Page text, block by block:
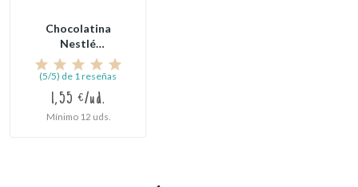
Chocolatina
Nestlé
Personalizada para
Detalle...
(5/5) de 1 reseñas
1,55 €/ud.
Mínimo 12 uds.